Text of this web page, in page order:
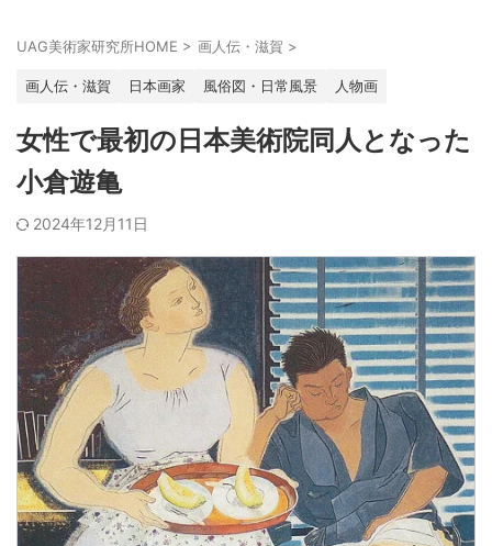
UAG美術家研究所HOME > 画人伝・滋賀 >
画人伝・滋賀 日本画家 風俗図・日常風景 人物画
女性で最初の日本美術院同人となった
小倉遊亀
2024年12月11日